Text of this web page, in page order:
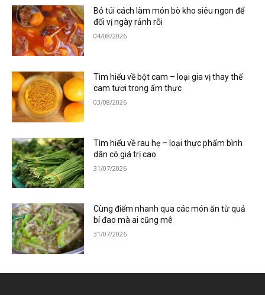
Bỏ túi cách làm món bò kho siêu ngon để
đổi vị ngày rảnh rỗi
04/08/2026
Tìm hiểu về bột cam – loại gia vị thay thế
cam tươi trong ẩm thực
03/08/2026
Tìm hiểu về rau hẹ – loại thực phẩm bình
dân có giá trị cao
31/07/2026
Cùng điểm nhanh qua các món ăn từ quả
bí đao mà ai cũng mê
31/07/2026